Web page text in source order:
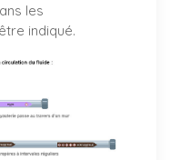
les
indiqué.